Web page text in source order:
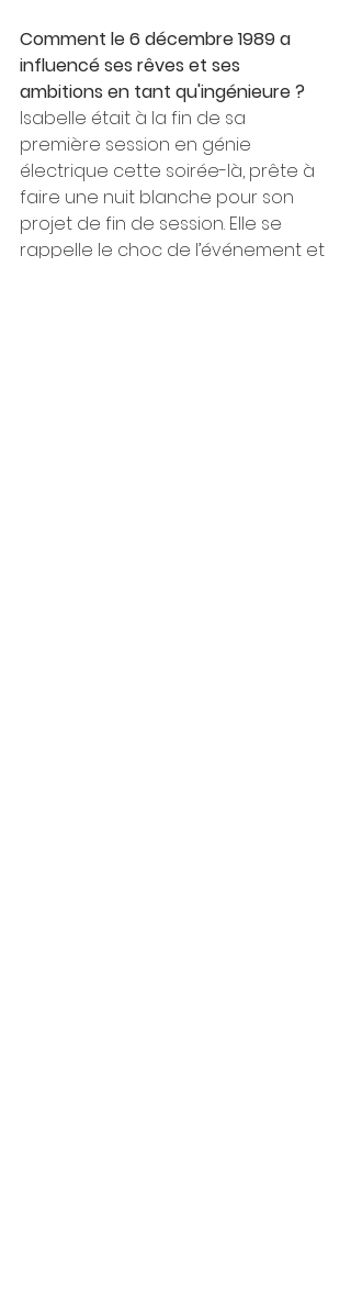
Comment le 6 décembre 1989 a
influencé ses rêves et ses
ambitions en tant qu'ingénieure ?
Isabelle était à la fin de sa
première session en génie
électrique cette soirée-là, prête à
faire une nuit blanche pour son
projet de fin de session. Elle se
rappelle le choc de l’événement et